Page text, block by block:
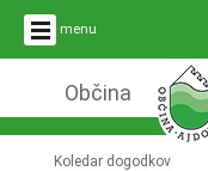
menu
Občina
Koledar dogodkov